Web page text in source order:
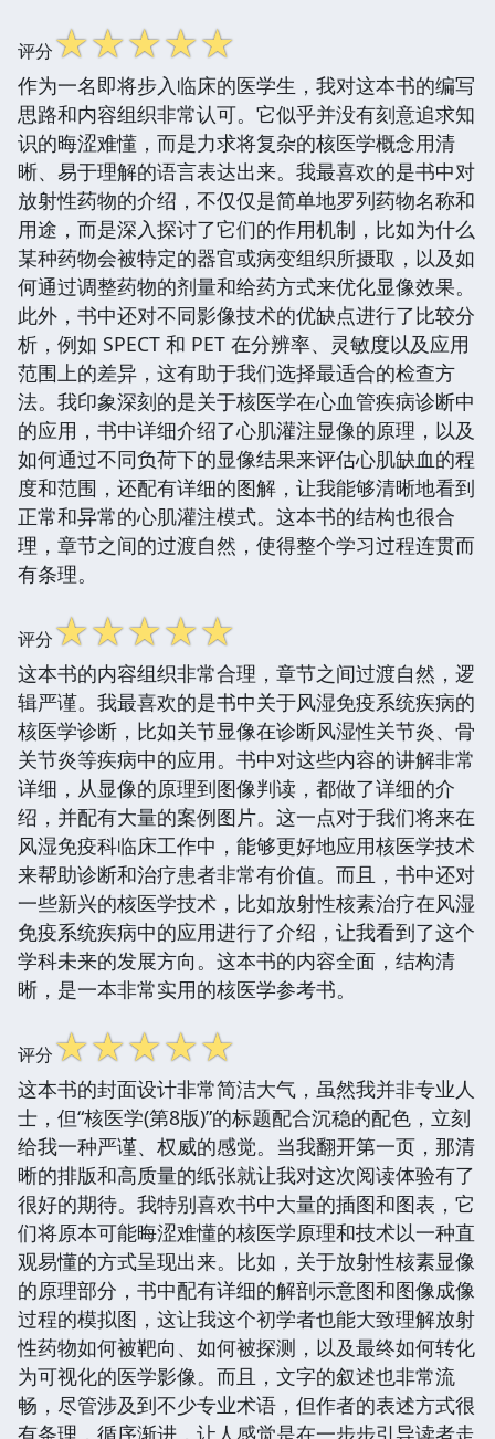
评分☆☆☆☆☆
作为一名即将步入临床的医学生，我对这本书的编写
思路和内容组织非常认可。它似乎并没有刻意追求知
识的晦涩难懂，而是力求将复杂的核医学概念用清
晰、易于理解的语言表达出来。我最喜欢的是书中对
放射性药物的介绍，不仅仅是简单地罗列药物名称和
用途，而是深入探讨了它们的作用机制，比如为什么
某种药物会被特定的器官或病变组织所摄取，以及如
何通过调整药物的剂量和给药方式来优化显像效果。
此外，书中还对不同影像技术的优缺点进行了比较分
析，例如 SPECT 和 PET 在分辨率、灵敏度以及应用
范围上的差异，这有助于我们选择最适合的检查方
法。我印象深刻的是关于核医学在心血管疾病诊断中
的应用，书中详细介绍了心肌灌注显像的原理，以及
如何通过不同负荷下的显像结果来评估心肌缺血的程
度和范围，还配有详细的图解，让我能够清晰地看到
正常和异常的心肌灌注模式。这本书的结构也很合
理，章节之间的过渡自然，使得整个学习过程连贯而
有条理。
评分☆☆☆☆☆
这本书的内容组织非常合理，章节之间过渡自然，逻
辑严谨。我最喜欢的是书中关于风湿免疫系统疾病的
核医学诊断，比如关节显像在诊断风湿性关节炎、骨
关节炎等疾病中的应用。书中对这些内容的讲解非常
详细，从显像的原理到图像判读，都做了详细的介
绍，并配有大量的案例图片。这一点对于我们将来在
风湿免疫科临床工作中，能够更好地应用核医学技术
来帮助诊断和治疗患者非常有价值。而且，书中还对
一些新兴的核医学技术，比如放射性核素治疗在风湿
免疫系统疾病中的应用进行了介绍，让我看到了这个
学科未来的发展方向。这本书的内容全面，结构清
晰，是一本非常实用的核医学参考书。
评分☆☆☆☆☆
这本书的封面设计非常简洁大气，虽然我并非专业人
士，但“核医学(第8版)”的标题配合沉稳的配色，立刻
给我一种严谨、权威的感觉。当我翻开第一页，那清
晰的排版和高质量的纸张就让我对这次阅读体验有了
很好的期待。我特别喜欢书中大量的插图和图表，它
们将原本可能晦涩难懂的核医学原理和技术以一种直
观易懂的方式呈现出来。比如，关于放射性核素显像
的原理部分，书中配有详细的解剖示意图和图像成像
过程的模拟图，这让我这个初学者也能大致理解放射
性药物如何被靶向、如何被探测，以及最终如何转化
为可视化的医学影像。而且，文字的叙述也非常流
畅，尽管涉及到不少专业术语，但作者的表述方式很
有条理，循序渐进，让人感觉是在一步步引导读者走